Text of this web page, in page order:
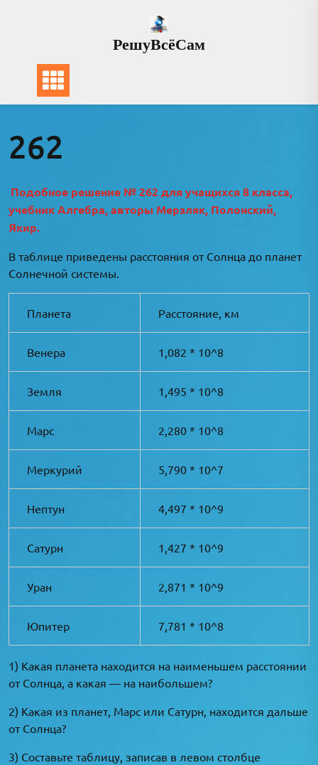
РешуВсёСам
262
Подобное решение № 262 для учащихся 8 класса,
учебник Алгебра, авторы Мерзляк, Полонский,
Якир.
В таблице приведены расстояния от Солнца до планет
Солнечной системы.
Планета Расстояние, км
Венера 1,082 * 10^8
Земля 1,495 * 10^8
Марс 2,280 * 10^8
Меркурий 5,790 * 10^7
Нептун 4,497 * 10^9
Сатурн 1,427 * 10^9
Уран 2,871 * 10^9
Юпитер 7,781 * 10^8
1) Какая планета находится на наименьшем расстоянии
от Солнца, а какая — на наибольшем?
2) Какая из планет, Марс или Сатурн, находится дальше
от Солнца?
3) Составьте таблицу, записав в левом столбце